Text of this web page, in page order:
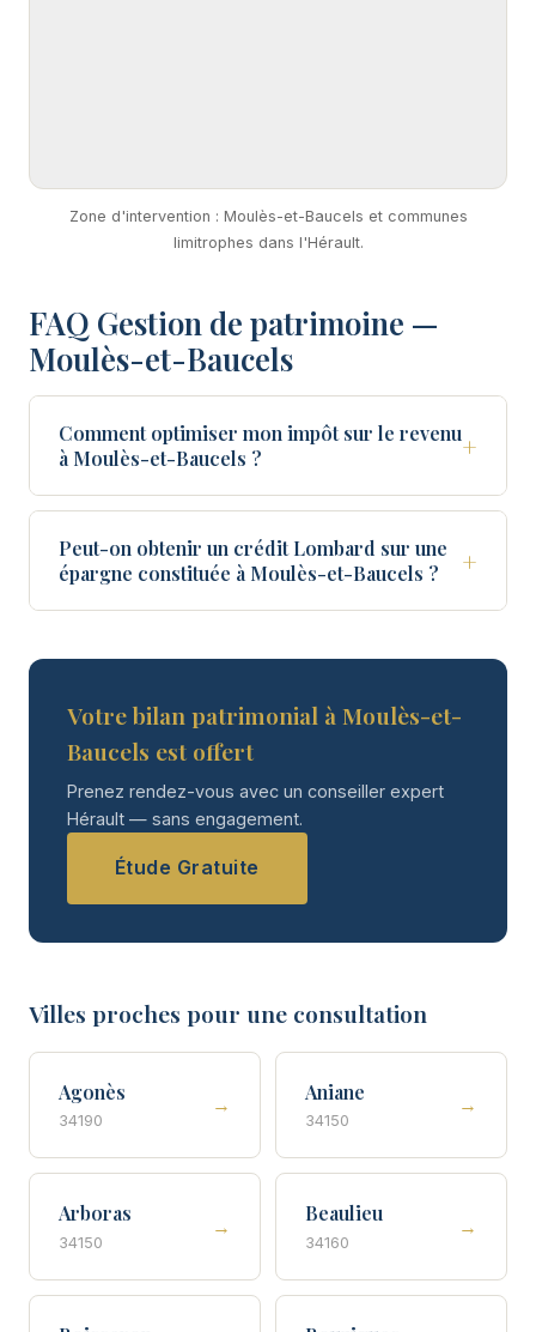
Zone d'intervention : Moulès-et-Baucels et communes
limitrophes dans l'Hérault.
FAQ Gestion de patrimoine —
Moulès-et-Baucels
Comment optimiser mon impôt sur le revenu
à Moulès-et-Baucels ?
+
Peut-on obtenir un crédit Lombard sur une
épargne constituée à Moulès-et-Baucels ?
+
Votre bilan patrimonial à Moulès-et-
Baucels est offert
Prenez rendez-vous avec un conseiller expert
Hérault — sans engagement.
Étude Gratuite
Villes proches pour une consultation
Agonès
34190
→
Aniane
34150
→
Arboras
34150
→
Beaulieu
34160
→